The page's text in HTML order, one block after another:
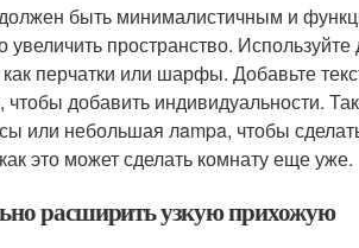
быть минималистичным и
увеличить пространство.
перчатки или шарфы. Добавьте
добавить индивидуальности.
или небольшая лampa, чтобы
это может сделать комнату еще уже.
расширить узкую прихожую